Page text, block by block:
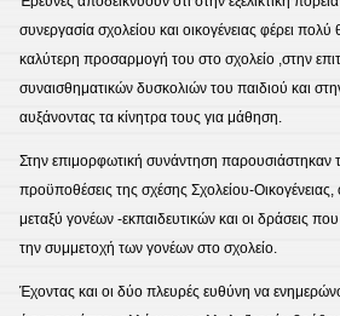
συνεργασία σχολείου και οικογένειας φέρει
καλύτερη προσαρμογή του στο σχολείο ,στην
συναισθηματικών δυσκολιών του παιδιού και
αυξάνοντας τα κίνητρα τους για μάθηση.
Στην επιμορφωτική συνάντηση παρουσιάστηκαν
προϋποθέσεις της σχέσης Σχολείου-Οικογένειας,
μεταξύ γονέων -εκπαιδευτικών και οι δράσεις
την συμμετοχή των γονέων στο σχολείο.
Έχοντας και οι δύο πλευρές ευθύνη να